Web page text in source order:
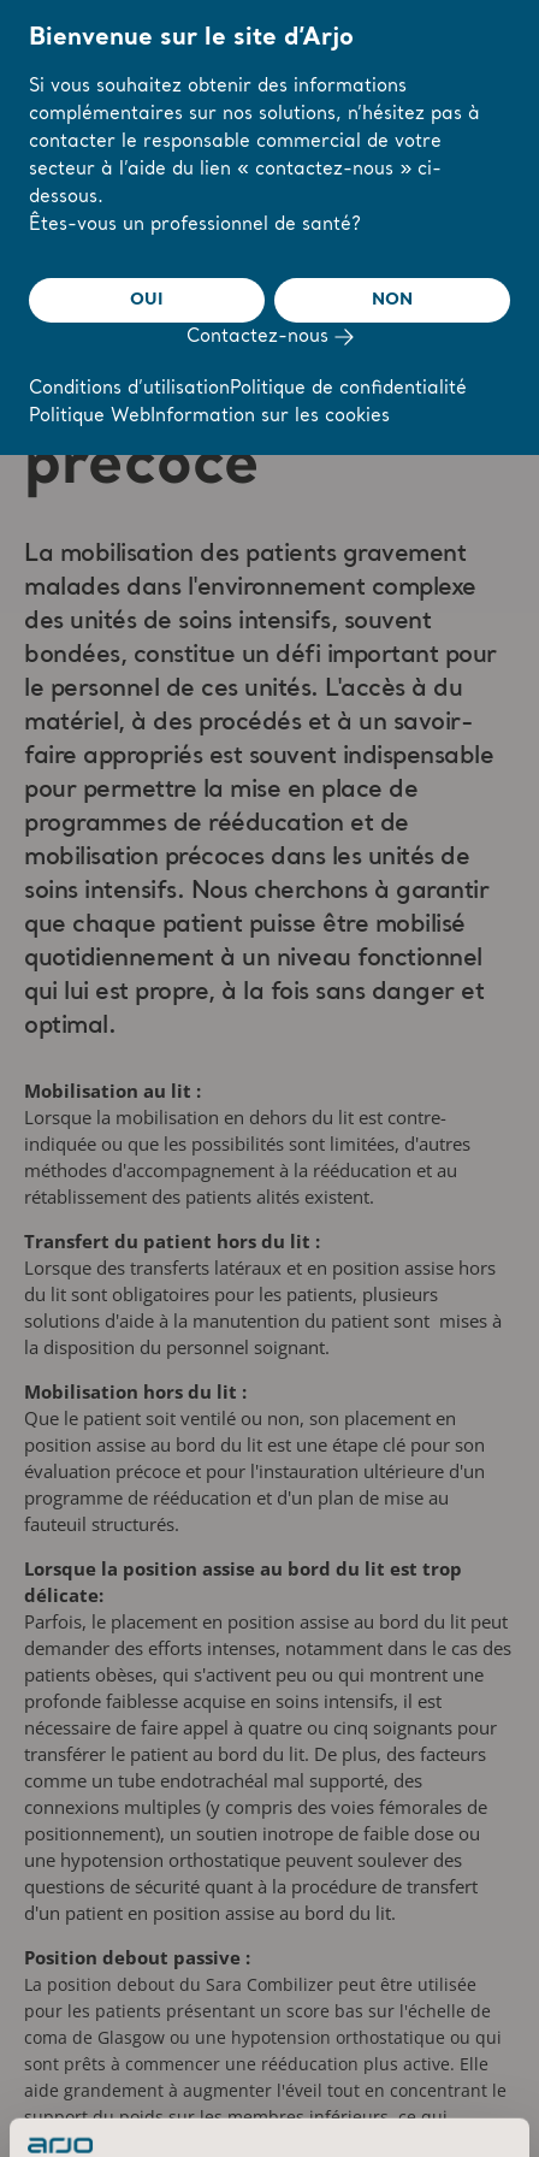
Modifiez votre
langue ici
J'AI COMPRIS
Accueil / ... / Mobilisation précoce / Solution pour la mobilisation
Solution pour la
mobilisation
précoce
La mobilisation des patients gravement
malades dans l'environnement complexe
des unités de soins intensifs, souvent
bondées, constitue un défi important pour
le personnel de ces unités. L'accès à du
matériel, à des procédés et à un savoir-
faire appropriés est souvent indispensable
pour permettre la mise en place de
programmes de rééducation et de
mobilisation précoces dans les unités de
soins intensifs. Nous cherchons à garantir
que chaque patient puisse être mobilisé
quotidiennement à un niveau fonctionnel
qui lui est propre, à la fois sans danger et
optimal.
Mobilisation au lit :
Lorsque la mobilisation en dehors du lit est contre-
indiquée ou que les possibilités sont limitées, d'autres
méthodes d'accompagnement à la rééducation et au
rétablissement des patients alités existent.
Transfert du patient hors du lit :
Lorsque des transferts latéraux et en position assise hors
du lit sont obligatoires pour les patients, plusieurs
solutions d'aide à la manutention du patient sont mises à
la disposition du personnel soignant.
Mobilisation hors du lit :
Que le patient soit ventilé ou non, son placement en
position assise au bord du lit est une étape clé pour son
évaluation précoce et pour l'instauration ultérieure d'un
programme de rééducation et d'un plan de mise au
fauteuil structurés.
Lorsque la position assise au bord du lit est trop
délicate:
Parfois, le placement en position assise au bord du lit peut
demander des efforts intenses, notamment dans le cas des
patients obèses, qui s'activent peu ou qui montrent une
profonde faiblesse acquise en soins intensifs, il est
nécessaire de faire appel à quatre ou cinq soignants pour
transférer le patient au bord du lit. De plus, des facteurs
comme un tube endotrachéal mal supporté, des
connexions multiples (y compris des voies fémorales de
positionnement), un soutien inotrope de faible dose ou
une hypotension orthostatique peuvent soulever des
questions de sécurité quant à la procédure de transfert
d'un patient en position assise au bord du lit.
Position debout passive :
La position debout du Sara Combilizer peut être utilisée
pour les patients présentant un score bas sur l'échelle de
coma de Glasgow ou une hypotension orthostatique ou qui
sont prêts à commencer une rééducation plus active. Elle
aide grandement à augmenter l'éveil tout en concentrant le
support du poids sur les membres inférieurs, ce qui
contribue à prévenir les rétractions articulaires et renforce
Bienvenue sur le site d’Arjo
Si vous souhaitez obtenir des informations
complémentaires sur nos solutions, n’hésitez pas à
contacter le responsable commercial de votre
secteur à l’aide du lien « contactez-nous » ci-
dessous.
Êtes-vous un professionnel de santé?
OUI NON
Contactez-nous
Conditions d’utilisationPolitique de confidentialité
Politique WebInformation sur les cookies